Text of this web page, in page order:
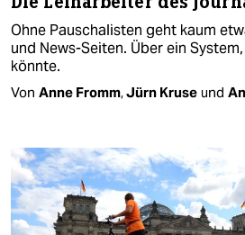
Ohne Pauschalisten geht kaum
und News-Seiten. Über ein
könnte.
Von Anne Fromm,Jürn Kruse und